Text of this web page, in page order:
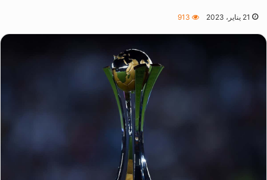
21 يناير، 2023 913